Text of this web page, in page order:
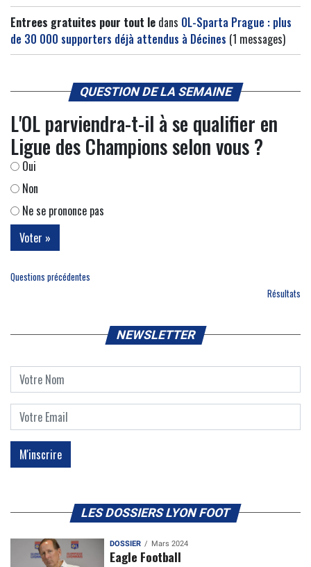
Entrees gratuites pour tout le dans OL-Sparta Prague : plus
de 30 000 supporters déjà attendus à Décines (1 messages)
QUESTION DE LA SEMAINE
L'OL parviendra-t-il à se qualifier en
Ligue des Champions selon vous ?
Oui
Non
Ne se prononce pas
Questions précédentes
Résultats
NEWSLETTER
LES DOSSIERS LYON FOOT
DOSSIER Mars 2024
Eagle Football